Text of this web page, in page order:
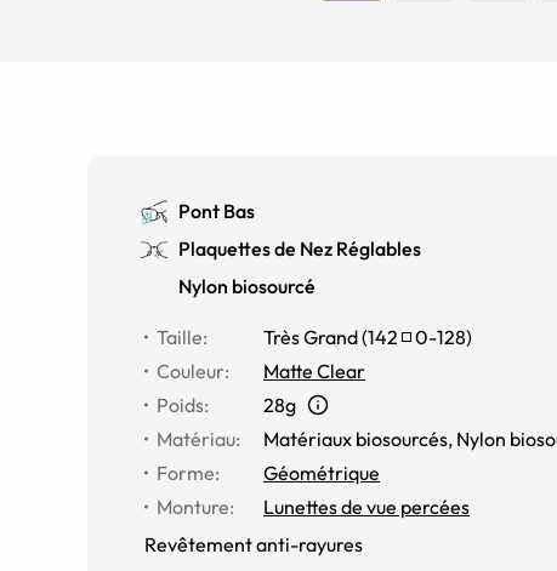
Pont Bas
Plaquettes de Nez Réglables
Nylon biosourcé
Taille: Très Grand(142 0-128)
Couleur:
Matte Clear
Poids:
28g
Matériau: Matériaux biosourcés, Nylon
Forme:
Géométrique
Monture:
Lunettes de vue percées
Revêtement anti-rayures